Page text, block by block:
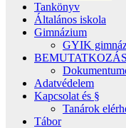
Tankönyv
Általános iskola
Gimnázium
GYIK
BEMUTATKOZÁS
Adatvédelem
Kapcsolat és §
Tanárok
Tábor